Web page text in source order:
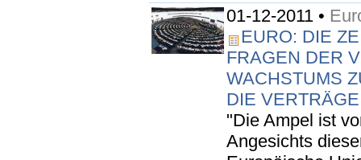
01-12-2011 •
EURO: DIE
FRAGEN DER
WACHSTUMS
DIE
"Die Ampel ist
Angesichts